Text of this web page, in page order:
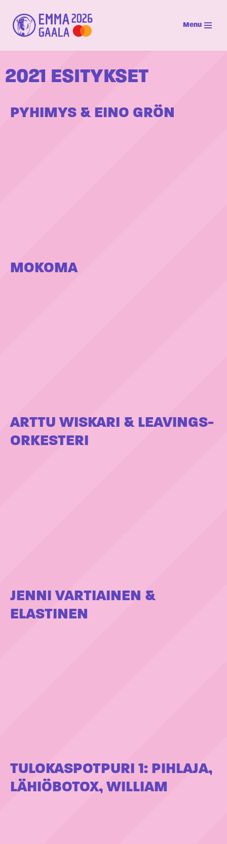
Siirry
suoraan
sisältöön
Menu
2021 ESITYKSET
PYHIMYS & EINO GRÖN
MOKOMA
ARTTU WISKARI & LEAVINGS-
ORKESTERI
JENNI VARTIAINEN &
ELASTINEN
TULOKASPOTPURI 1: PIHLAJA,
LÄHIÖBOTOX, WILLIAM